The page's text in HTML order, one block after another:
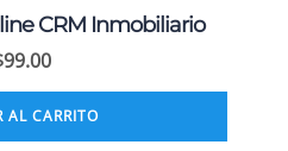
CRM Inmobiliario
99.00
AL CARRITO